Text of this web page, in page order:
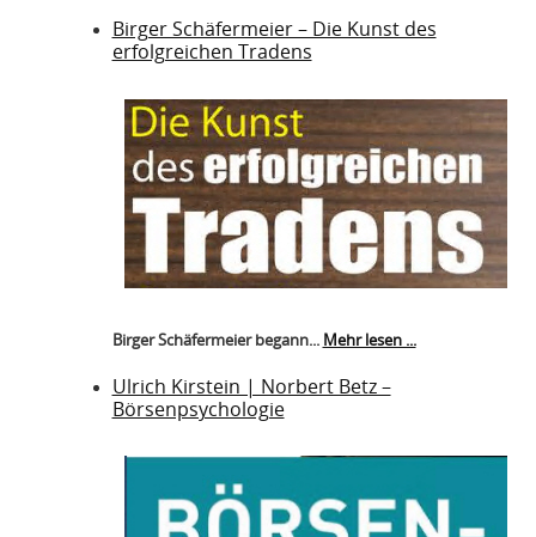
Birger Schäfermeier – Die Kunst des
erfolgreichen Tradens
Birger Schäfermeier begann... Mehr lesen ...
Ulrich Kirstein | Norbert Betz –
Börsenpsychologie